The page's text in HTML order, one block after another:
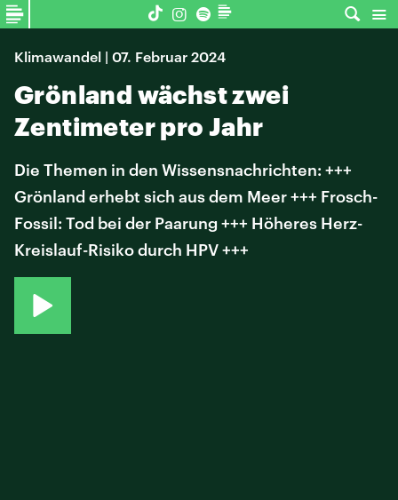
Klimawandel | 07. Februar 2024
Grönland wächst zwei
Zentimeter pro Jahr
Die Themen in den Wissensnachrichten: +++
Grönland erhebt sich aus dem Meer +++ Frosch-
Fossil: Tod bei der Paarung +++ Höheres Herz-
Kreislauf-Risiko durch HPV +++